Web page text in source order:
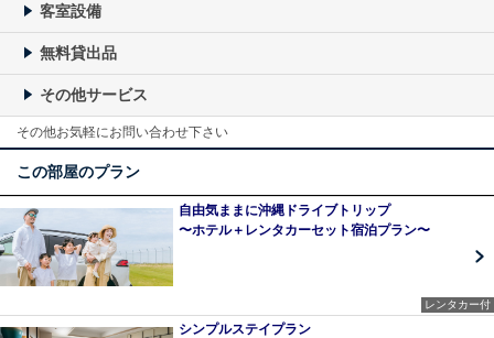
客室設備
無料貸出品
その他サービス
その他お気軽にお問い合わせ下さい
この部屋のプラン
自由気ままに沖縄ドライブトリップ
〜ホテル＋レンタカーセット宿泊プラン〜
レンタカー付
シンプルステイプラン